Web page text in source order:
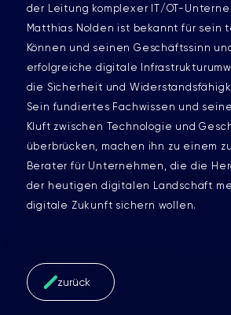
der Leitung komplexer IT/OT-
Matthias Nolden ist bekannt für sein
Können und seinen Geschäftssinn
erfolgreiche digitale
die Sicherheit und
Sein fundiertes Fachwissen und
Kluft zwischen Technologie und
überbrücken, machen ihn zu einem
Berater für Unternehmen, die die
der heutigen digitalen Landschaft
digitale Zukunft sichern wollen.
zurück